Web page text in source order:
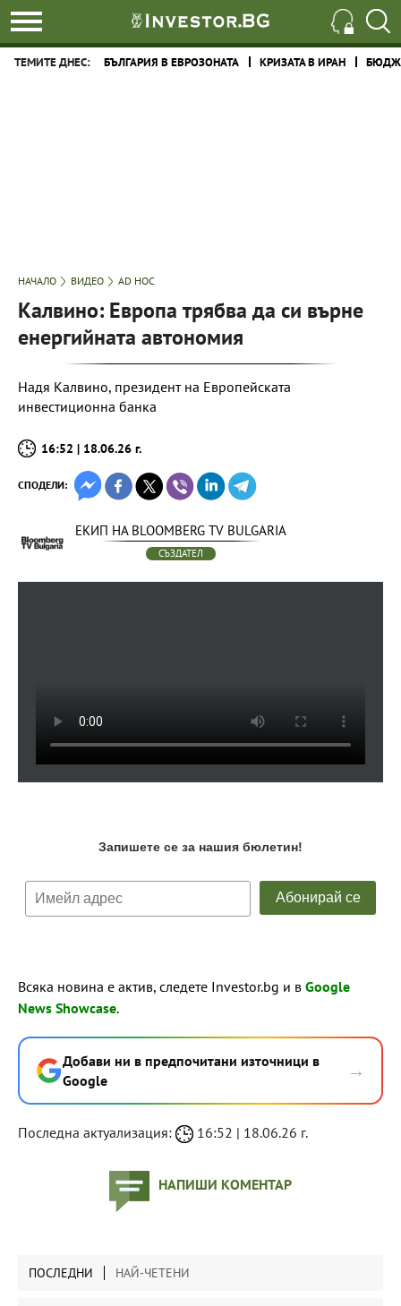
ТЕМИТЕ ДНЕС: БЪЛГАРИЯ В ЕВРОЗОНАТА КРИЗАТА В ИРАН
НАЧАЛО ВИДЕО AD HOC
Калвино: Европа трябва да си върне
енергийната автономия
Надя Калвино, президент на Европейската
инвестиционна банка
16:52 | 18.06.26 г.
СПОДЕЛИ:
ЕКИП НА BLOOMBERG TV BULGARIA
СЪЗДАТЕЛ
Всяка новина е актив, следете Investor.bg и в Google
News Showcase.
Добави ни в предпочитани източници в
Google
→
Последна актуализация: 16:52 | 18.06.26 г.
НАПИШИ КОМЕНТАР
ПОСЛЕДНИ НАЙ-ЧЕТЕНИ